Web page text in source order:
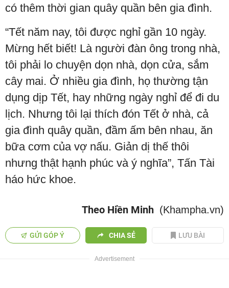
có thêm thời gian quây quần bên gia đình.
“Tết năm nay, tôi được nghỉ gần 10 ngày.
Mừng hết biết! Là người đàn ông trong nhà,
tôi phải lo chuyện dọn nhà, dọn cửa, sắm
cây mai. Ở nhiều gia đình, họ thường tận
dụng dịp Tết, hay những ngày nghỉ để đi du
lịch. Nhưng tôi lại thích đón Tết ở nhà, cả
gia đình quây quần, đầm ấm bên nhau, ăn
bữa cơm của vợ nấu. Giản dị thế thôi
nhưng thật hạnh phúc và ý nghĩa”, Tấn Tài
háo hức khoe.
Theo Hiền Minh (Khampha.vn)
GỬI GÓP Ý CHIA SẺ LƯU BÀI